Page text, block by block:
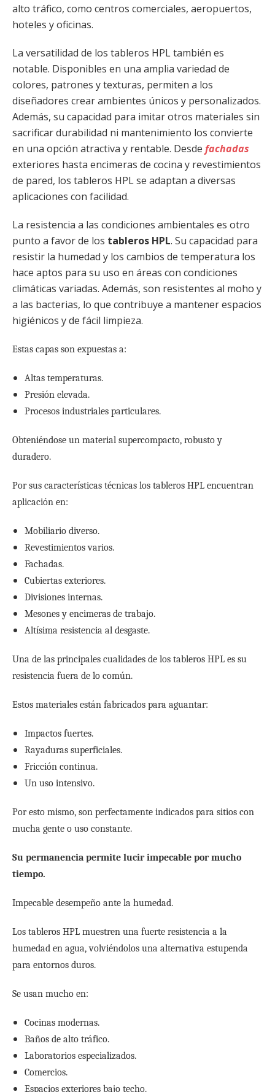
alto tráfico, como centros comerciales, aeropuertos,
hoteles y oficinas.
La versatilidad de los tableros HPL también es
notable. Disponibles en una amplia variedad de
colores, patrones y texturas, permiten a los
diseñadores crear ambientes únicos y personalizados.
Además, su capacidad para imitar otros materiales sin
sacrificar durabilidad ni mantenimiento los convierte
en una opción atractiva y rentable. Desde fachadas
exteriores hasta encimeras de cocina y revestimientos
de pared, los tableros HPL se adaptan a diversas
aplicaciones con facilidad.
La resistencia a las condiciones ambientales es otro
punto a favor de los tableros HPL. Su capacidad para
resistir la humedad y los cambios de temperatura los
hace aptos para su uso en áreas con condiciones
climáticas variadas. Además, son resistentes al moho y
a las bacterias, lo que contribuye a mantener espacios
higiénicos y de fácil limpieza.
Estas capas son expuestas a:
Altas temperaturas.
Presión elevada.
Procesos industriales particulares.
Obteniéndose un material supercompacto, robusto y
duradero.
Por sus características técnicas los tableros HPL encuentran
aplicación en:
Mobiliario diverso.
Revestimientos varios.
Fachadas.
Cubiertas exteriores.
Divisiones internas.
Mesones y encimeras de trabajo.
Altísima resistencia al desgaste.
Una de las principales cualidades de los tableros HPL es su
resistencia fuera de lo común.
Estos materiales están fabricados para aguantar:
Impactos fuertes.
Rayaduras superficiales.
Fricción continua.
Un uso intensivo.
Por esto mismo, son perfectamente indicados para sitios con
mucha gente o uso constante.
Su permanencia permite lucir impecable por mucho
tiempo.
Impecable desempeño ante la humedad.
Los tableros HPL muestren una fuerte resistencia a la
humedad en agua, volviéndolos una alternativa estupenda
para entornos duros.
Se usan mucho en:
Cocinas modernas.
Baños de alto tráfico.
Laboratorios especializados.
Comercios.
Espacios exteriores bajo techo.